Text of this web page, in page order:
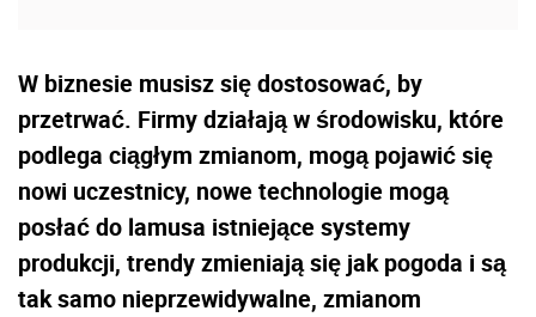
W biznesie musisz się dostosować, by
przetrwać. Firmy działają w środowisku, które
podlega ciągłym zmianom, mogą pojawić się
nowi uczestnicy, nowe technologie mogą
posłać do lamusa istniejące systemy
produkcji, trendy zmieniają się jak pogoda i są
tak samo nieprzewidywalne, zmianom